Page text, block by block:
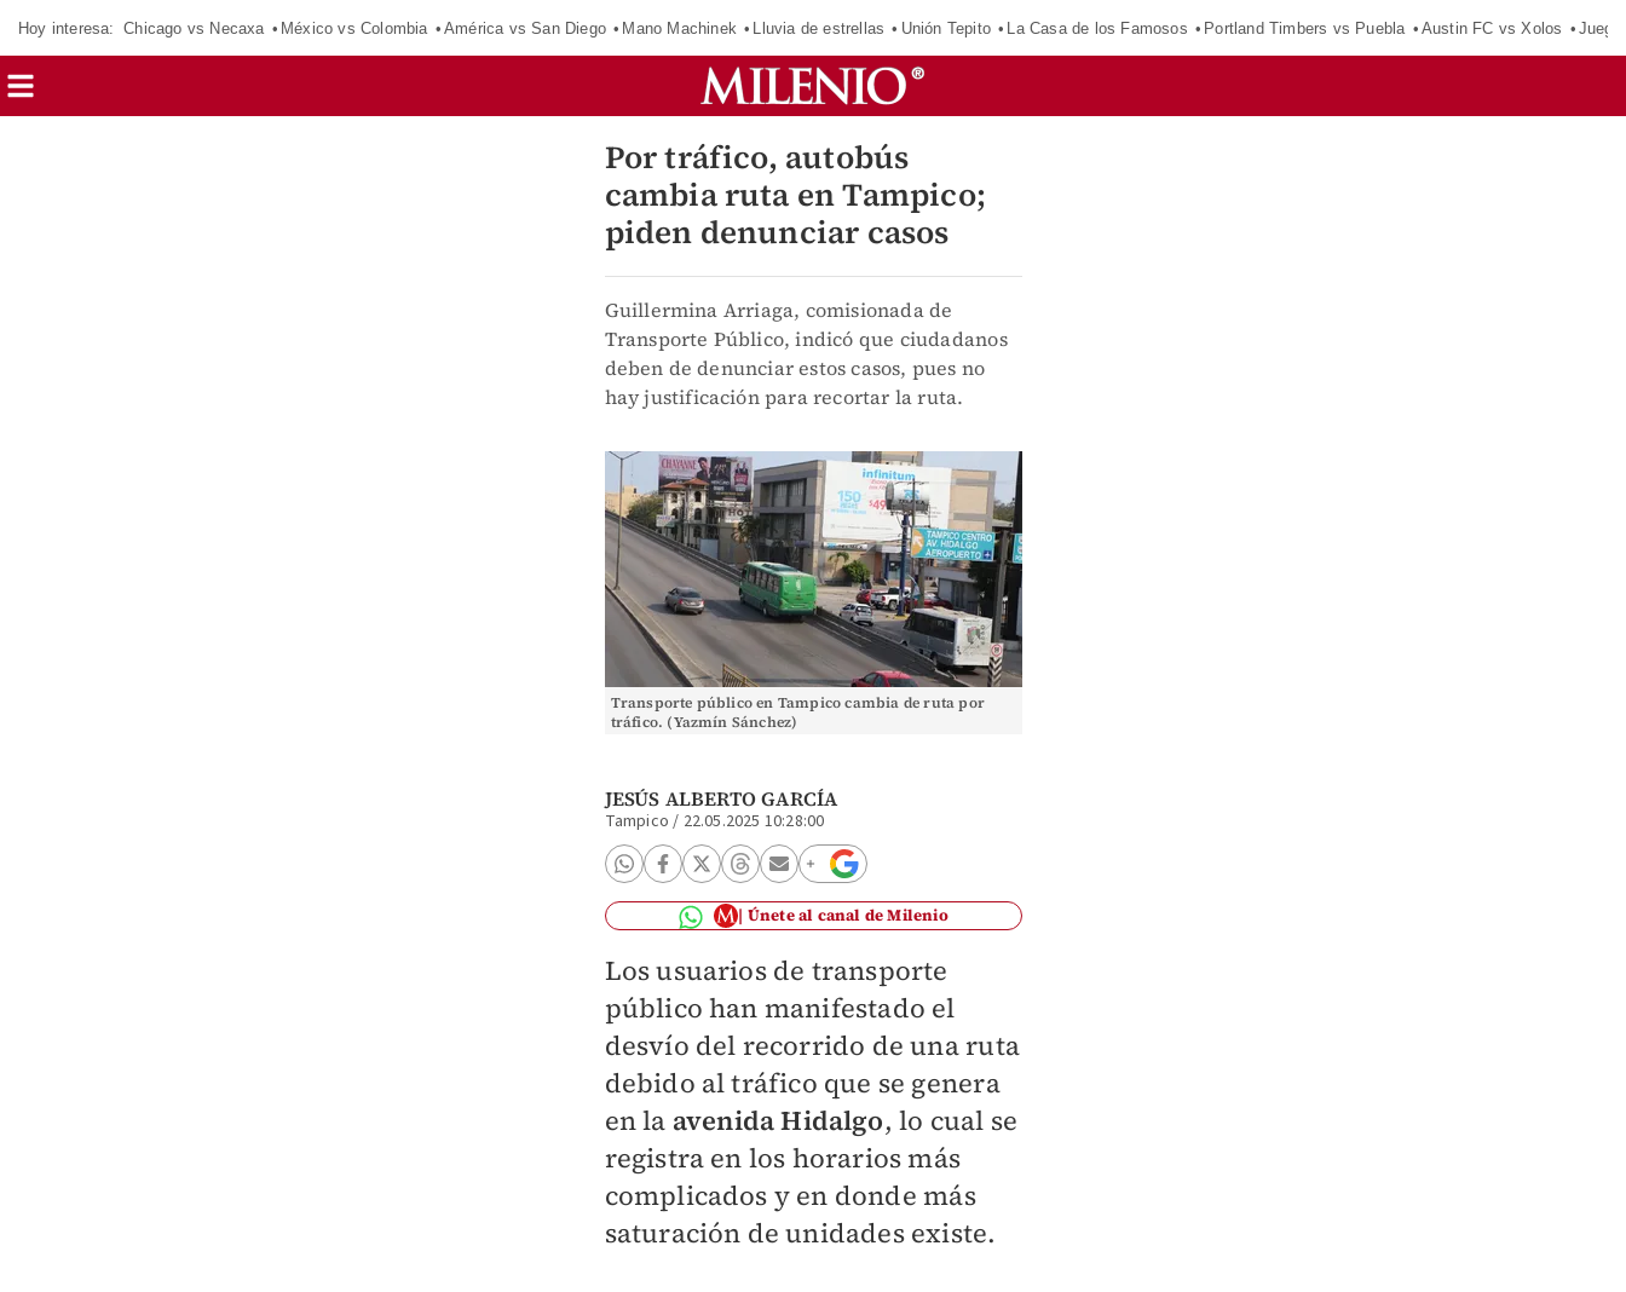
Hoy interesa: Chicago vs Necaxa México vs Colombia América vs San Diego Mano Machinek Lluvia de estrellas Unión Tepito La Casa de los Famosos Portland Timbers vs Puebla Austin FC vs Xolos
Por tráfico, autobús
cambia ruta en Tampico;
piden denunciar casos
Guillermina Arriaga, comisionada de
Transporte Público, indicó que ciudadanos
deben de denunciar estos casos, pues no
hay justificación para recortar la ruta.
Transporte público en Tampico cambia de ruta por
tráfico. (Yazmín Sánchez)
JESÚS ALBERTO GARCÍA
Tampico / 22.05.2025 10:28:00
Únete al canal de Milenio
Los usuarios de transporte
público han manifestado el
desvío del recorrido de una ruta
debido al tráfico que se genera
en la avenida Hidalgo, lo cual se
registra en los horarios más
complicados y en donde más
saturación de unidades existe.